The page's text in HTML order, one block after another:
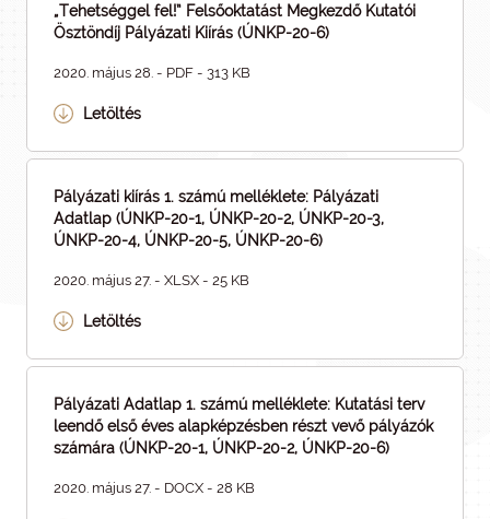
„Tehetséggel fel!” Felsőoktatást Megkezdő Kutatói
Ösztöndíj Pályázati Kiírás (ÚNKP-20-6)
2020. május 28. - PDF - 313 KB
Letöltés
Pályázati kiírás 1. számú melléklete: Pályázati
Adatlap (ÚNKP-20-1, ÚNKP-20-2, ÚNKP-20-3,
ÚNKP-20-4, ÚNKP-20-5, ÚNKP-20-6)
2020. május 27. - XLSX - 25 KB
Letöltés
Pályázati Adatlap 1. számú melléklete: Kutatási terv
leendő első éves alapképzésben részt vevő pályázók
számára (ÚNKP-20-1, ÚNKP-20-2, ÚNKP-20-6)
2020. május 27. - DOCX - 28 KB